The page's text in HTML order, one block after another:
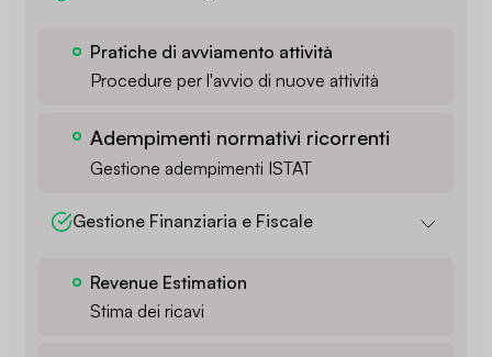
Pratiche di avviamento attività
Procedure per l'avvio di nuove attività
Adempimenti normativi ricorrenti
Gestione adempimenti ISTAT
Gestione Finanziaria e Fiscale
Revenue Estimation
Stima dei ricavi